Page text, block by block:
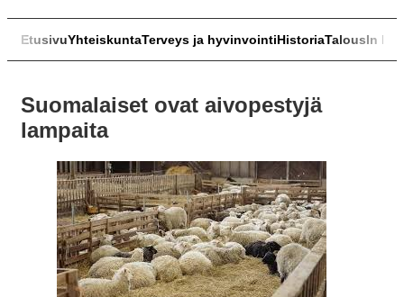
EtusivuYhteiskuntaTerveys ja hyvinvointiHistoriaTalousIn
Suomalaiset ovat aivopestyjä
lampaita